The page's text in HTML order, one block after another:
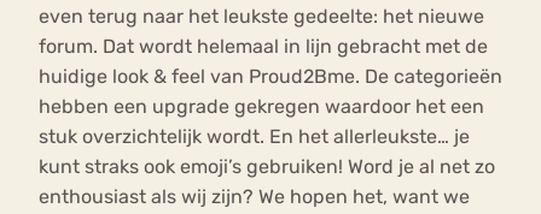
even terug naar het leukste gedeelte: het nieuwe
forum. Dat wordt helemaal in lijn gebracht met de
huidige look & feel van Proud2Bme. De categorieën
hebben een upgrade gekregen waardoor het een
stuk overzichtelijk wordt. En het allerleukste… je
kunt straks ook emoji’s gebruiken! Word je al net zo
enthousiast als wij zijn? We hopen het, want we